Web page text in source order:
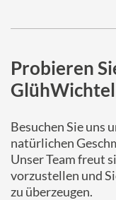
Probieren
Besuchen Sie uns
natürlichen
Unser Team freut
vorzustellen und
zu überzeugen.